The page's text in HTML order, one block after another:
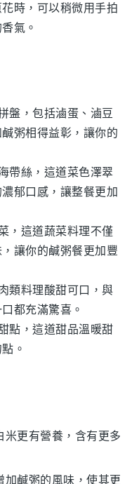
時，可以稍微用手拍
氣。
盤 ，包括滷蛋、滷豆
粥相得益彰，讓你的
帶絲 ，這道菜色澤翠
郁口感，讓整餐更加
，這道蔬菜料理不僅
讓你的鹹粥餐更加豐
類料理酸甜可口，與
都充滿驚喜。
點，這道甜品溫暖甜
。
米更有營養，含有更多
加鹹粥的風味，使其更